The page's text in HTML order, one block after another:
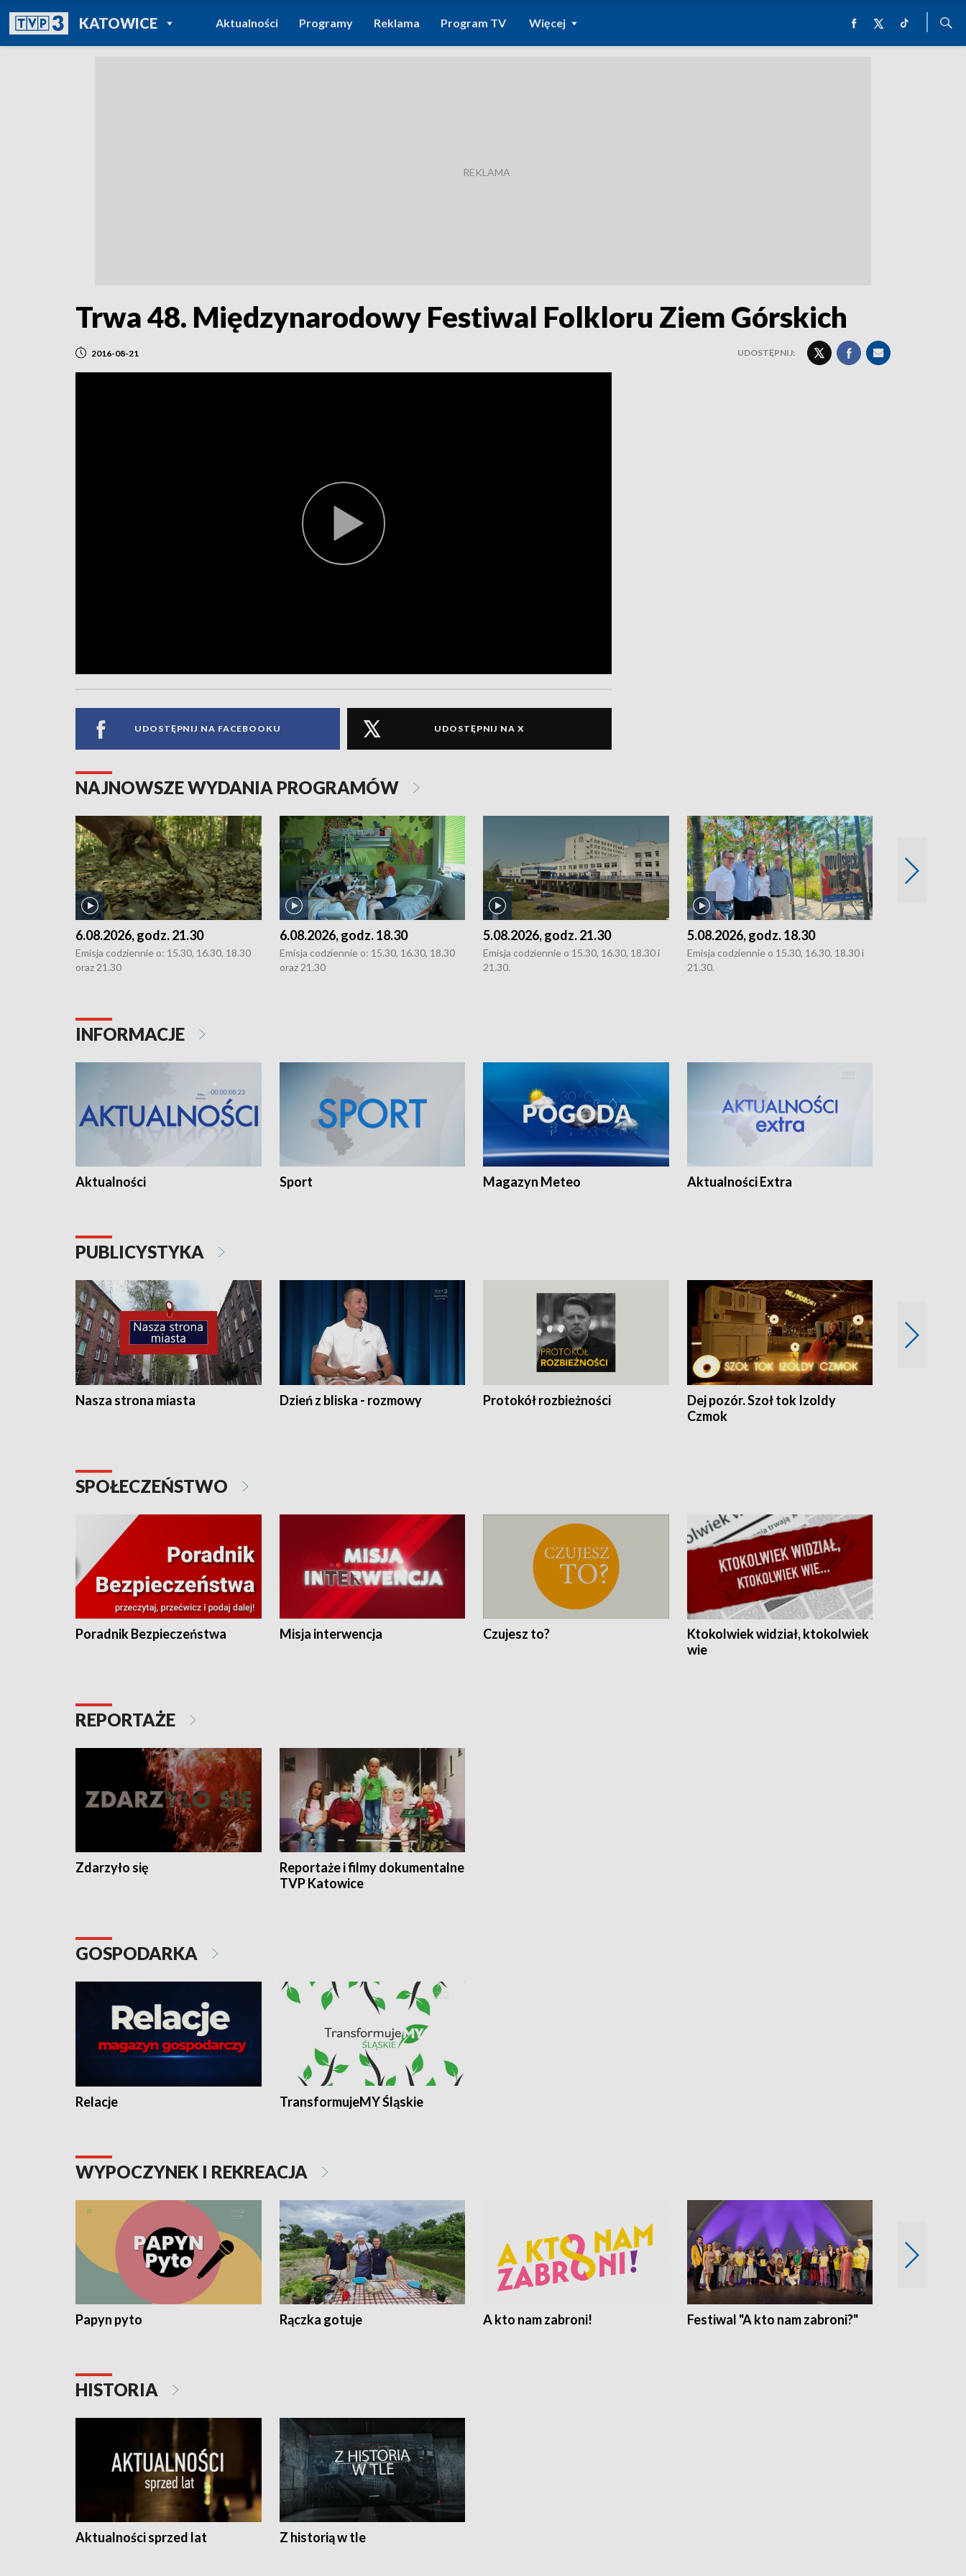
KATOWICEPOWRÓT DO
TVP REGIONY
Aktualności Programy Reklama Program TV Więcej
Trwa 48. Międzynarodowy Festiwal Folkloru Ziem Górskich
2016-08-21 UDOSTĘPNIJ:
UDOSTĘPNIJ NA FACEBOOKU UDOSTĘPNIJ NA X
NAJNOWSZE WYDANIA PROGRAMÓW
6.08.2026, godz. 21.30
Emisja codziennie o: 15.30, 16.30, 18.30
oraz 21.30
6.08.2026, godz. 18.30
Emisja codziennie o: 15.30, 16.30, 18.30
oraz 21.30
5.08.2026, godz. 21.30
Emisja codziennie o 15.30, 16.30, 18.30 i
21.30.
5.08.2026, godz. 18.30
Emisja codziennie o 15.30, 16.30, 18.30 i
21.30.
INFORMACJE
Aktualności Sport Magazyn Meteo Aktualności Extra
PUBLICYSTYKA
Nasza strona miasta Dzień z bliska - rozmowy Protokół rozbieżności
Dej pozór. Szoł tok Izoldy
Czmok
SPOŁECZEŃSTWO
Poradnik Bezpieczeństwa Misja interwencja Czujesz to?
Ktokolwiek widział, ktokolwiek
wie
REPORTAŻE
Zdarzyło się
Reportaże i filmy dokumentalne
TVP Katowice
GOSPODARKA
Relacje TransformujeMY Śląskie
WYPOCZYNEK I REKREACJA
Papyn pyto Rączka gotuje A kto nam zabroni! Festiwal "A kto nam zabroni?"
HISTORIA
Aktualności sprzed lat Z historią w tle